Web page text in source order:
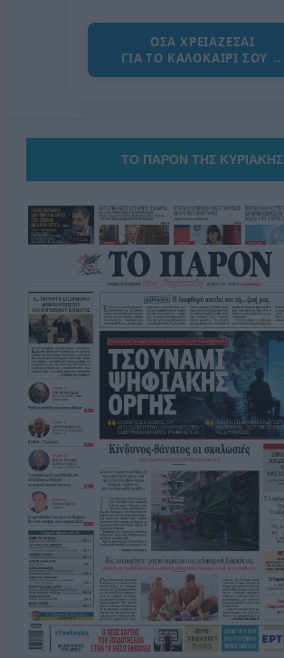
ΟΣΑ ΧΡΕΙΑΖΕΣΑΙ
ΓΙΑ ΤΟ ΚΑΛΟΚΑΙΡΙ ΣΟΥ →
ΤΟ ΠΑΡΟΝ ΤΗΣ ΚΥΡΙΑΚΗΣ